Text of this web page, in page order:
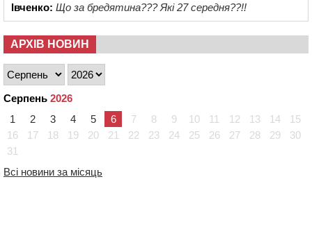
Івченко: Що за бредятина??? Які 27 середня??!!
АРХІВ НОВИН
Серпень 2026
1
2 3 4 5 6 7 8 9 10 11 12 13 14
15
16
17 18 19 20 21 22 23 24 25 26 27 28 29
30
31
Всі новини за місяць